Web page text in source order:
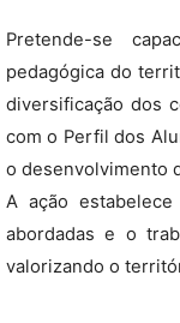
Pretende-se
pedagógica do
diversificação dos
com o Perfil dos
o desenvolvimento
A ação
abordadas e o
valorizando o